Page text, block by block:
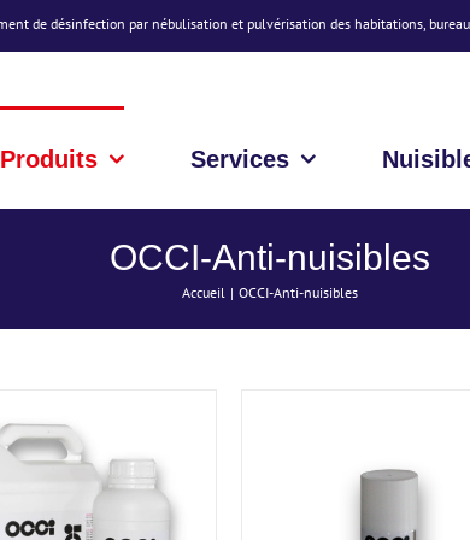
de désinfection par nébulisation et pulvérisation des habitations,
Produits Services
OCCI-Anti-nuisibles
Accueil OCCI-Anti-nuisibles